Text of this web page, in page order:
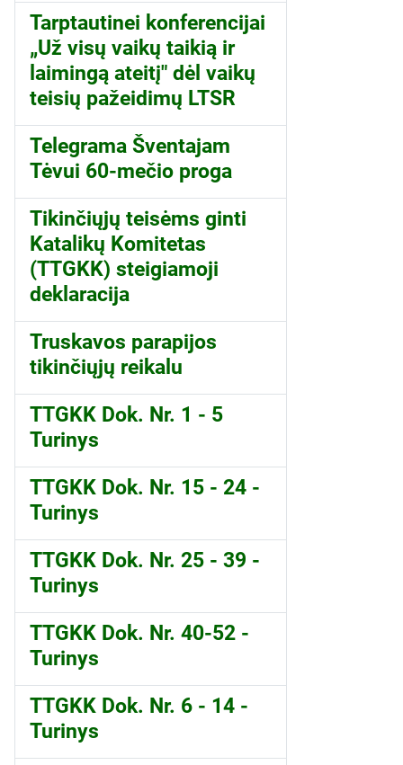
Tarptautinei konferencijai
„Už visų vaikų taikią ir
laimingą ateitį" dėl vaikų
teisių pažeidimų LTSR
Telegrama Šventajam
Tėvui 60-mečio proga
Tikinčiųjų teisėms ginti
Katalikų Komitetas
(TTGKK) steigiamoji
deklaracija
Truskavos parapijos
tikinčiųjų reikalu
TTGKK Dok. Nr. 1 - 5
Turinys
TTGKK Dok. Nr. 15 - 24 -
Turinys
TTGKK Dok. Nr. 25 - 39 -
Turinys
TTGKK Dok. Nr. 40-52 -
Turinys
TTGKK Dok. Nr. 6 - 14 -
Turinys